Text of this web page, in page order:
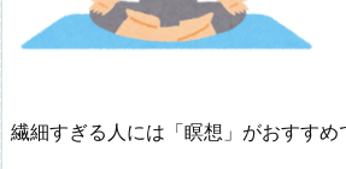
繊細すぎる人には「瞑想」がおすすめ